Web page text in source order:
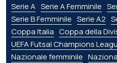
Serie A Serie A Femminile
Serie B Femminile Serie A2
Coppa Italia Coppa della
UEFA Futsal Champions
Nazionale femminile